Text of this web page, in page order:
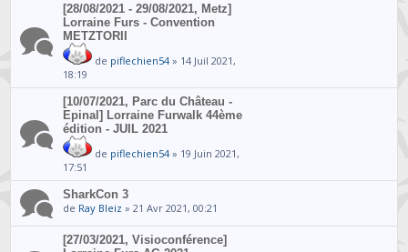
[28/08/2021 - 29/08/2021, Metz]
Lorraine Furs - Convention
METZTORII
de piflechien54» 14 Juil 2021,
18:19
[10/07/2021, Parc du Château -
Epinal] Lorraine Furwalk 44ème
édition - JUIL 2021
de piflechien54» 19 Juin 2021,
17:51
SharkCon 3
de Ray Bleiz » 21 Avr 2021, 00:21
[27/03/2021, Visioconférence]